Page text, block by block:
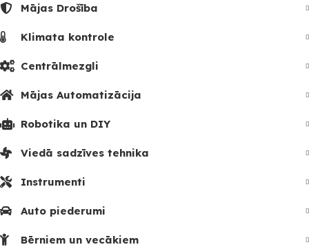
Mājas Drošība
Klimata kontrole
Centrālmezgli
Mājas Automatizācija
Robotika un DIY
Viedā sadzīves tehnika
Instrumenti
Auto piederumi
Bērniem un vecākiem